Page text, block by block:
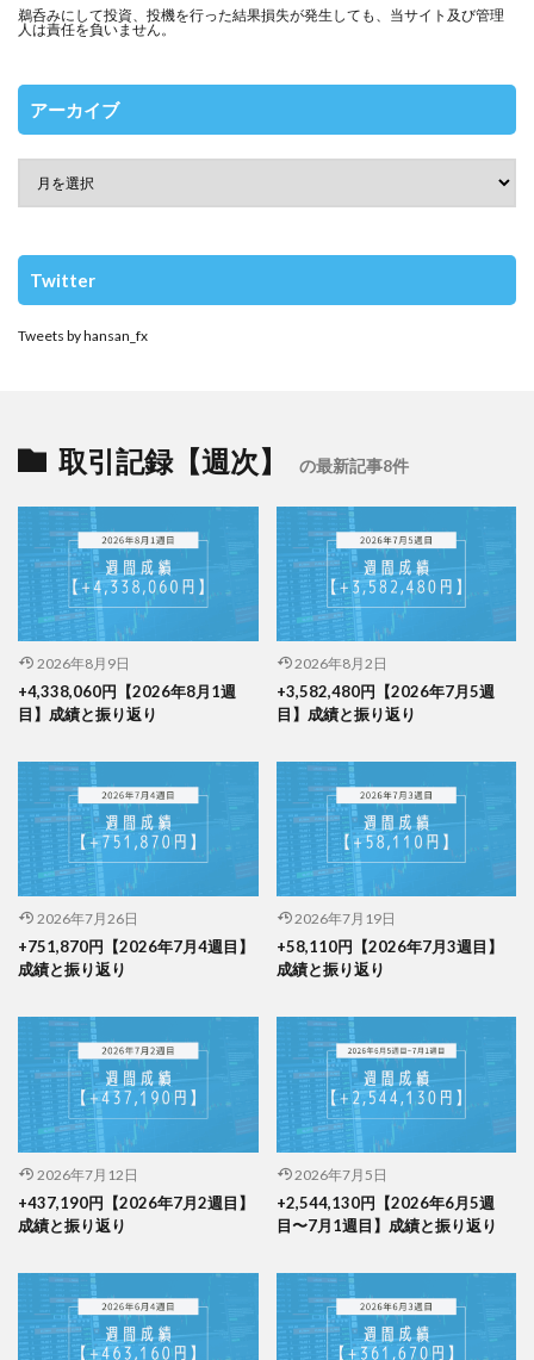
鵜呑みにして投資、投機を行った結果損失が発生しても、当サイト及び管理
人は責任を負いません。
アーカイブ
Twitter
Tweets by hansan_fx
取引記録【週次】 の最新記事8件
2026年8月9日
+4,338,060円【2026年8月1週
目】成績と振り返り
2026年8月2日
+3,582,480円【2026年7月5週
目】成績と振り返り
2026年7月26日
+751,870円【2026年7月4週目】
成績と振り返り
2026年7月19日
+58,110円【2026年7月3週目】
成績と振り返り
2026年7月12日
+437,190円【2026年7月2週目】
成績と振り返り
2026年7月5日
+2,544,130円【2026年6月5週
目〜7月1週目】成績と振り返り